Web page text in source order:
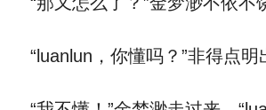
“luanlun，你懂吗？”非得点明